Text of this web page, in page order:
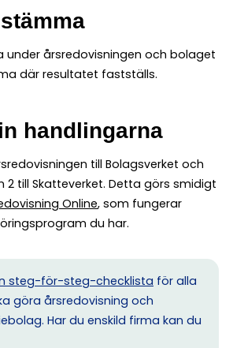
under årsredovisningen och bolaget
där resultatet fastställs.
handlingarna
till Bolagsverket och
2 till Skatteverket. Detta görs smidigt
Online, som fungerar
du har.
steg-för-steg-checklista för alla
göra årsredovisning och
Har du enskild firma kan du